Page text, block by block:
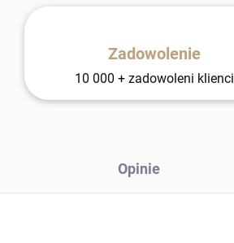
Zadowolenie
10 000 + zadowoleni klienci
Opinie